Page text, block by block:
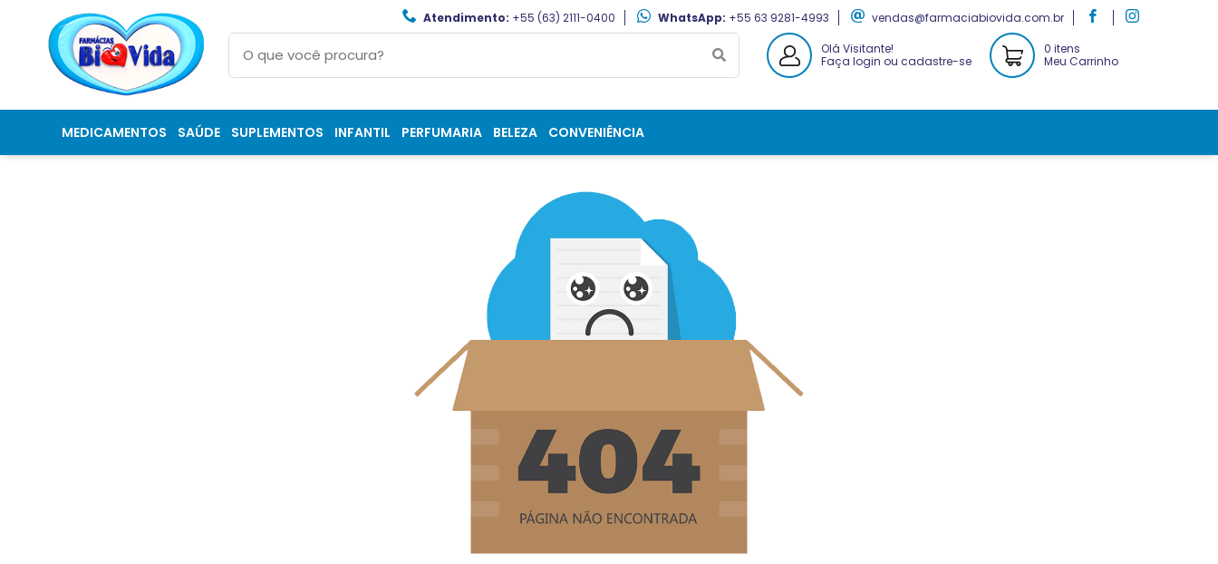
Atendimento: +55 (63) 2111-0400 WhatsApp: +55 63 9281-4993
vendas@farmaciabiovida.com.br
Olá Visitante!
Faça login ou cadastre-se
0 itens
Meu Carrinho
MEDICAMENTOS SAÚDE SUPLEMENTOS INFANTIL PERFUMARIA BELEZA CONVENIÊNCIA